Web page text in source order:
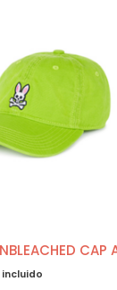
CAP
incluido